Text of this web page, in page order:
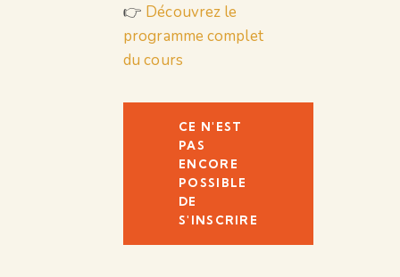
👉 Découvrez le
programme complet
du cours
CE N'EST
PAS
ENCORE
POSSIBLE
DE
S'INSCRIRE